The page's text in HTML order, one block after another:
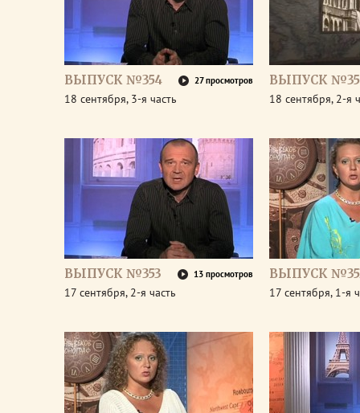
ВЫПУСК №354 27 просмотров
18 сентября, 3-я часть
ВЫПУСК
18 сентября, 2-я
ВЫПУСК №353 13 просмотров
17 сентября, 2-я часть
ВЫПУСК
17 сентября, 1-я